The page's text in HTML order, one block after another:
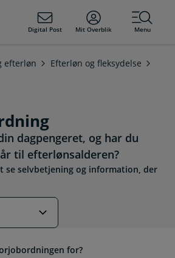
Digital Post Mit Overblik Menu
efterløn
Efterløn og fleksydelse
dagpengeret, og har du
til efterlønsalderen?
se selvbetjening og information, der
for?